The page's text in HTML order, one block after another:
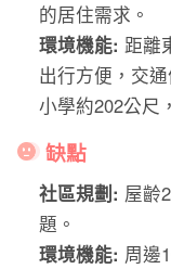
的居住需求。
環境機能:距離
出行方便，交
小學約202公尺
缺點
社區規劃: 屋齡
題。
環境機能: 周邊